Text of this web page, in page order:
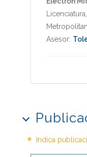
Licenciatura
Asesor:
* Indica